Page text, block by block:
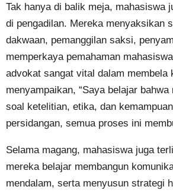
Tak hanya di balik meja, mahasiswa
di pengadilan. Mereka menyaksikan
dakwaan, pemanggilan saksi,
memperkaya pemahaman
advokat sangat vital dalam
menyampaikan, “Saya belajar
soal ketelitian, etika, dan
persidangan, semua proses ini
Selama magang, mahasiswa juga
mereka belajar membangun
mendalam, serta menyusun strategi